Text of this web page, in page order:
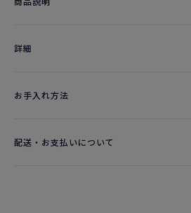
詳細​
お手入れ方法
配送・お支払いについて